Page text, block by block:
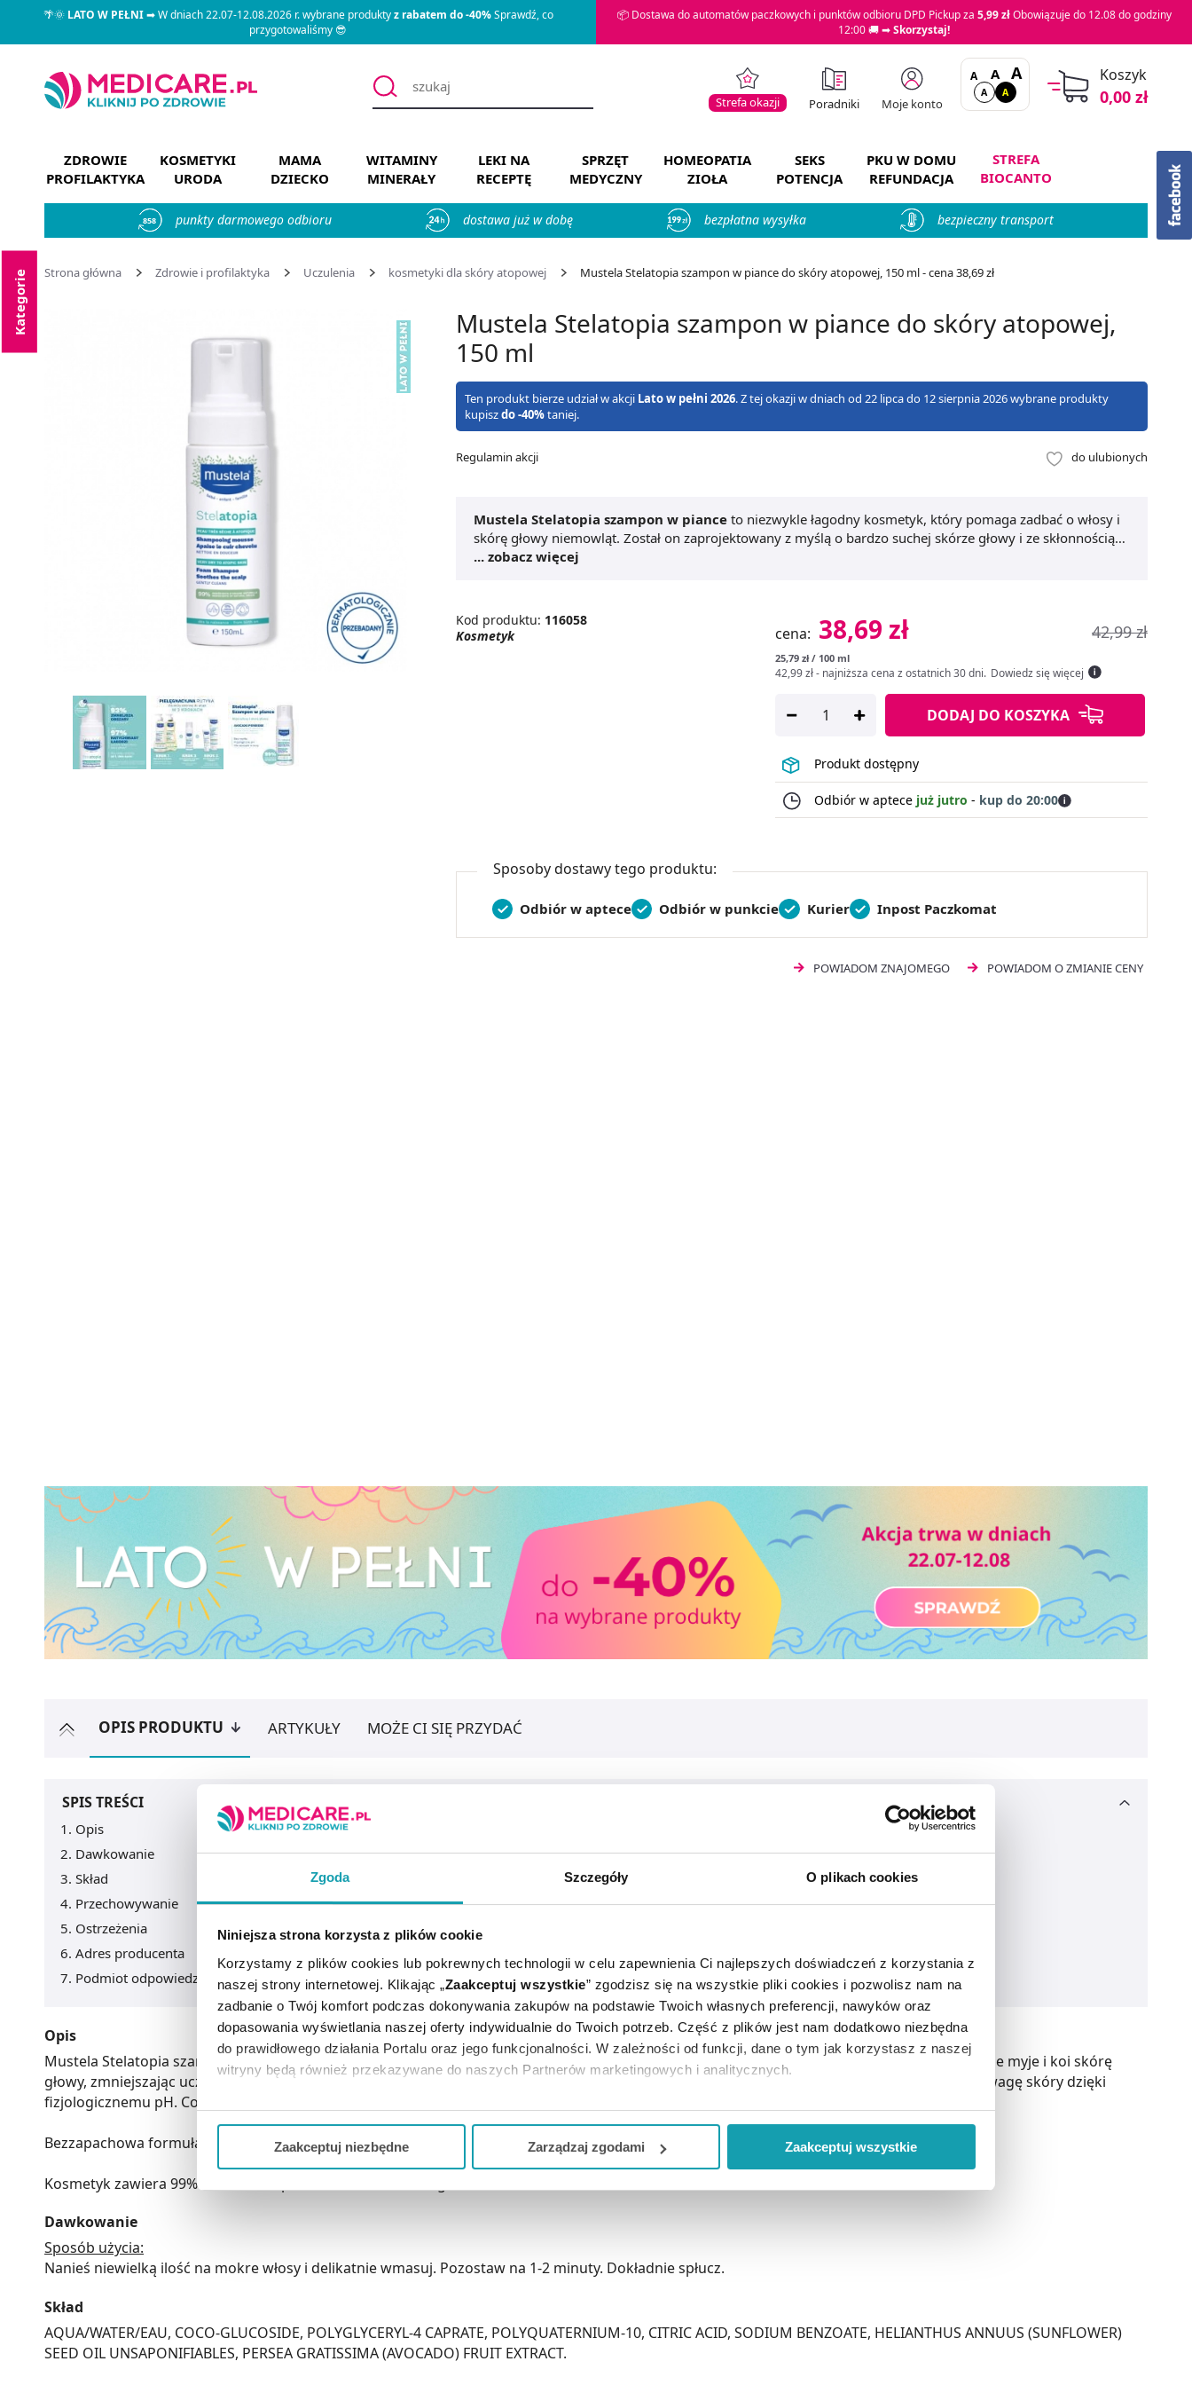
Zgoda Szczegóły O plikach cookies
Niniejsza strona korzysta z plików cookie
Korzystamy z plików cookies lub pokrewnych technologii w celu zapewnienia Ci najlepszych doświadczeń z korzystania z
naszej strony internetowej. Klikając „Zaakceptuj wszystkie” zgodzisz się na wszystkie pliki cookies i pozwolisz nam na
zadbanie o Twój komfort podczas dokonywania zakupów na podstawie Twoich własnych preferencji, nawyków oraz
dopasowania wyświetlania naszej oferty indywidualnie do Twoich potrzeb. Część z plików jest nam dodatkowo niezbędna
do prawidłowego działania Portalu oraz jego funkcjonalności. W zależności od funkcji, dane o tym jak korzystasz z naszej
witryny będą również przekazywane do naszych Partnerów marketingowych i analitycznych.
Jeżeli chcesz dostosować swoją zgodę i wybrać tylko niektóre dodatkowe funkcje, z którymi wiąże się zbieranie danych o
Ciebie danych, które nie są niezbędne dla funkcjonowania Strony. Będzie się to jednak wiązało z brakiem dostępu do
Zaakceptuj niezbędne Zarządzaj zgodami Zaakceptuj wszystkie
🌴🌞LATO W PEŁNI➡ W dniach 22.07-12.08.2026 r. wybrane produktyz rabatem do -40%Sprawdź, co
przygotowaliśmy 😎
📦 Dostawa do automatów paczkowych i punktów odbioru DPD Pickup za 5,99 złObowiązuje do 12.08 do godziny
12:00 🚚 ➡Skorzystaj!
Strefa okazji Poradniki Moje konto
A A A
A A
Koszyk
0,00 zł
ZDROWIE
PROFILAKTYKA
KOSMETYKI
URODA
MAMA
DZIECKO
WITAMINY
MINERAŁY
LEKI NA
RECEPTĘ
SPRZĘT
MEDYCZNY
HOMEOPATIA
ZIOŁA
SEKS
POTENCJA
PKU W DOMU
REFUNDACJA
STREFA
BIOCANTO
858 punkty darmowego odbioru dostawa już w dobę bezpłatna wysyłka bezpieczny transport
Strona główna Zdrowie i profilaktyka Uczulenia kosmetyki dla skóry atopowej Mustela Stelatopia szampon w piance do skóry atopowej, 150 ml - cena 38,69 zł
Kategorie
Mustela Stelatopia szampon w piance do skóry atopowej,
150 ml
Ten produkt bierze udział w akcji Lato w pełni 2026. Z tej okazji w dniach od 22 lipca do 12 sierpnia 2026 wybrane produkty
kupiszdo -40%taniej.
Regulamin akcji do ulubionych
Mustela Stelatopia szampon w piance to niezwykle łagodny kosmetyk, który pomaga zadbać o włosy i
skórę głowy niemowląt. Został on zaprojektowany z myślą o bardzo suchej skórze głowy i ze skłonnością
do atopii. Szampon w piance do skóry atopowej
doskonały wybór dla rodziców dbających o zdrowie skóry swoich pociech.
... zobacz więcej
Kod produktu: 116058
Kosmetyk
cena: 38,69 zł 42,99 zł
25,79 zł / 100 ml
42,99 zł- najniższa cena z ostatnich 30 dni. Dowiedz się więcej
DODAJ DO KOSZYKA
Produkt dostępny
Odbiór w aptece już jutro - kup do 20:00
Sposoby dostawy tego produktu:
Odbiór w aptece Odbiór w punkcie Kurier Inpost Paczkomat
POWIADOM ZNAJOMEGO POWIADOM O ZMIANIE CENY
OPIS PRODUKTU ARTYKUŁY MOŻE CI SIĘ PRZYDAĆ
SPIS TREŚCI
Opis
Dawkowanie
Skład
Przechowywanie
Ostrzeżenia
Adres producenta
Podmiot odpowiedzialny
Opis
Mustela Stelatopia szampon w piance został opracowany specjalnie z myślą o wyjątkowo suchej skórze. Szampon w piance dla dzieci delikatnie myje i koi skórę
głowy, zmniejszając uczucie dyskomfortu i zaczerwienienia skóry. Preparat pomaga w odbudowie filmu hydrolipidowego i zachowuje równowagę skóry dzięki
fizjologicznemu pH. Co ważne - nie szczypie w oczy.
Bezzapachowa formuła szamponu w piance do skóry atopowej Stelatopia® została specjalnie opracowana dla skóry skłonnej do atopii.
Kosmetyk zawiera 99% składników pochodzenia naturalnego.
Dawkowanie
Sposób użycia:
Nanieś niewielką ilość na mokre włosy i delikatnie wmasuj. Pozostaw na 1-2 minuty. Dokładnie spłucz.
Skład
AQUA/WATER/EAU, COCO-GLUCOSIDE, POLYGLYCERYL-4 CAPRATE, POLYQUATERNIUM-10, CITRIC ACID, SODIUM BENZOATE, HELIANTHUS ANNUUS (SUNFLOWER)
SEED OIL UNSAPONIFIABLES, PERSEA GRATISSIMA (AVOCADO) FRUIT EXTRACT.